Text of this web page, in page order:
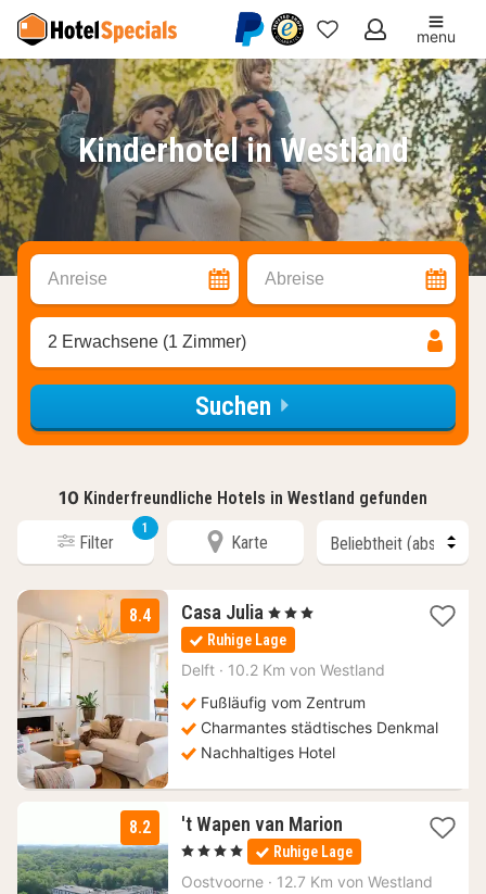
Meine
Favoriten
menu
Kinderhotel in Westland
Anreise Abreise
2 Erwachsene (1 Zimmer)
Suchen
10 Kinderfreundliche Hotels in Westland gefunden
Filter
1
Karte
8.4 Casa Julia 1
Nacht
ab
104,88
, 3 Sterne
Ruhige Lage
Delft · 10.2 Km von Westland
Fußläufig vom Zentrum
Charmantes städtisches Denkmal
Nachhaltiges Hotel
8.2 't Wapen van Marion1
Nacht
ab
155
, 4 Sterne Ruhige Lage
Oostvoorne · 12.7 Km von Westland